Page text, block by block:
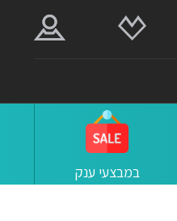
במבצעי ענק